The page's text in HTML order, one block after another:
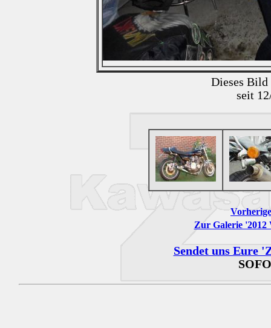
Dieses Bild
seit
Zur Galerie
Sendet uns Eure